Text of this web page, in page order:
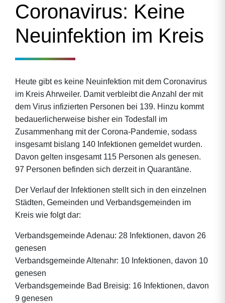
Coronavirus: Keine
Neuinfektion im Kreis
Heute gibt es keine Neuinfektion mit dem Coronavirus
im Kreis Ahrweiler. Damit verbleibt die Anzahl der mit
dem Virus infizierten Personen bei 139. Hinzu kommt
bedauerlicherweise bisher ein Todesfall im
Zusammenhang mit der Corona-Pandemie, sodass
insgesamt bislang 140 Infektionen gemeldet wurden.
Davon gelten insgesamt 115 Personen als genesen.
97 Personen befinden sich derzeit in Quarantäne.
Der Verlauf der Infektionen stellt sich in den einzelnen
Städten, Gemeinden und Verbandsgemeinden im
Kreis wie folgt dar:
Verbandsgemeinde Adenau: 28 Infektionen, davon 26
genesen
Verbandsgemeinde Altenahr: 10 Infektionen, davon 10
genesen
Verbandsgemeinde Bad Breisig: 16 Infektionen, davon
9 genesen